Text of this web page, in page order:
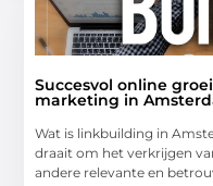
Succesvol online
marketing in
Wat is linkbuilding in
draait om het verkrijgen
andere relevante en